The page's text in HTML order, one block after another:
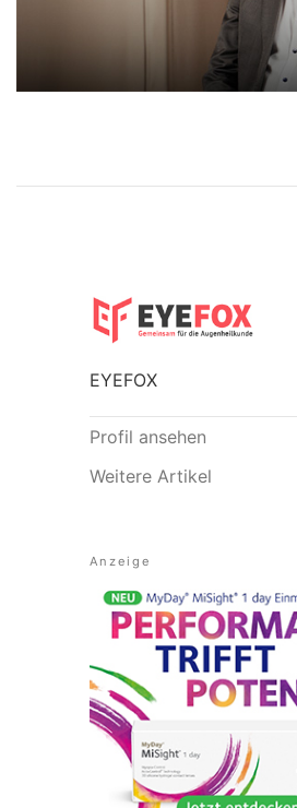
EYEFOX
Profil ansehen
Weitere Artikel